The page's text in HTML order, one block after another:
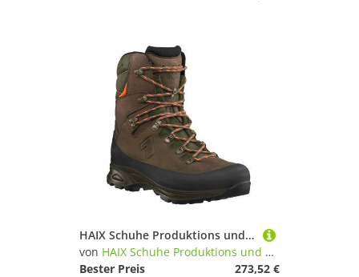
HAIX Schuhe Produktions und Vertriebs GmbH NATURE One GTX UK 10.5 / EU 45 Arbeitsschuh
von HAIX Schuhe Produktions und Vertriebs GmbH
Bester Preis
273,52 €